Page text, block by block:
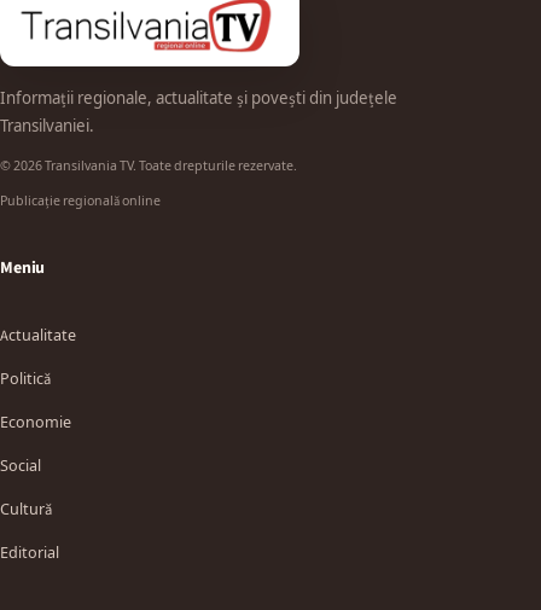
Informații regionale, actualitate și povești din județele
Transilvaniei.
© 2026 Transilvania TV. Toate drepturile rezervate.
Publicație regională online
Meniu
Actualitate
Politică
Economie
Social
Cultură
Editorial